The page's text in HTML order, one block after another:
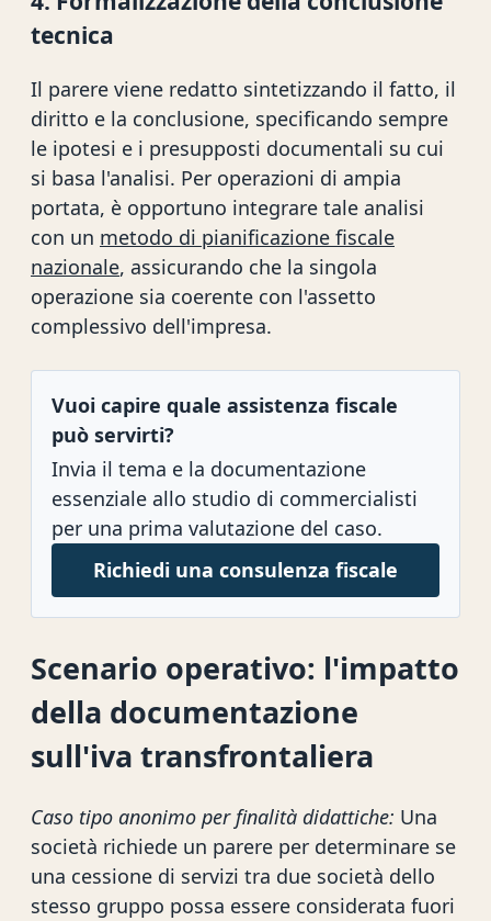
tecnica
Il parere viene redatto sintetizzando il fatto, il
diritto e la conclusione, specificando sempre
le ipotesi e i presupposti documentali su cui
si basa l'analisi. Per operazioni di ampia
portata, è opportuno integrare tale analisi
con un metodo di pianificazione fiscale
nazionale, assicurando che la singola
operazione sia coerente con l'assetto
complessivo dell'impresa.
Vuoi capire quale assistenza fiscale
può servirti?
Invia il tema e la documentazione
essenziale allo studio di commercialisti
per una prima valutazione del caso.
Richiedi una consulenza fiscale
Scenario operativo: l'impatto
della documentazione
sull'iva transfrontaliera
Caso tipo anonimo per finalità didattiche: Una
società richiede un parere per determinare se
una cessione di servizi tra due società dello
stesso gruppo possa essere considerata fuori